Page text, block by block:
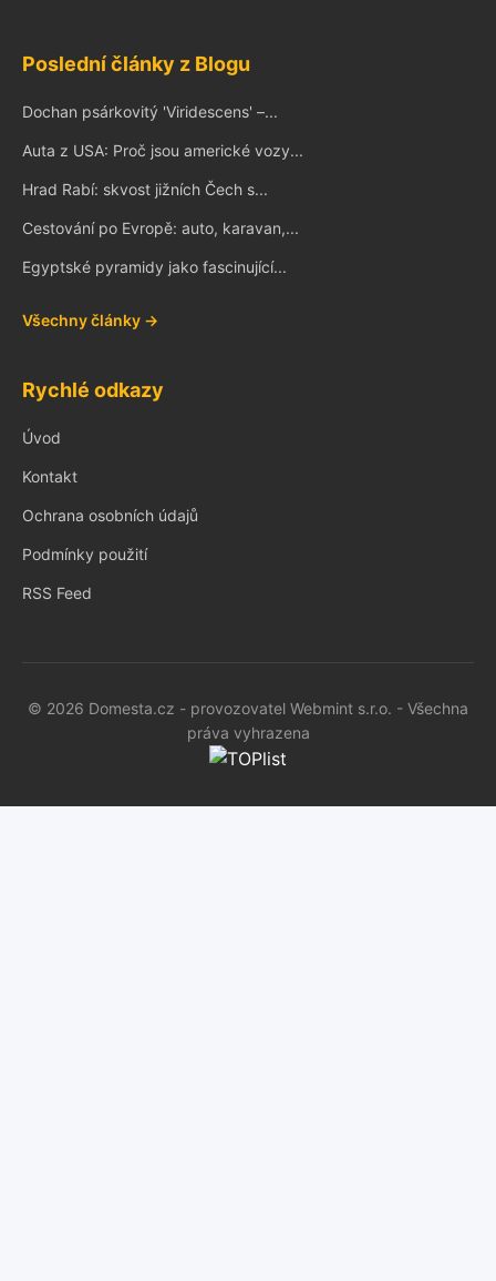
Poslední články z Blogu
Dochan psárkovitý 'Viridescens' –...
Auta z USA: Proč jsou americké vozy...
Hrad Rabí: skvost jižních Čech s...
Cestování po Evropě: auto, karavan,...
Egyptské pyramidy jako fascinující...
Všechny články →
Rychlé odkazy
Úvod
Kontakt
Ochrana osobních údajů
Podmínky použití
RSS Feed
© 2026 Domesta.cz - provozovatel Webmint s.r.o. - Všechna
práva vyhrazena